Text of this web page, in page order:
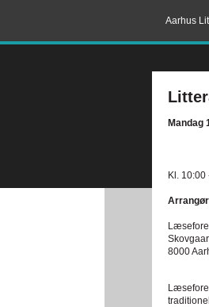
Aarhus
Mandag
Kl. 10:00
8000